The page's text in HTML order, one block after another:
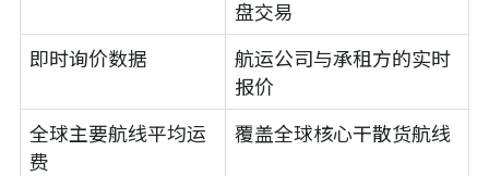
盘交易
即时询价数据
航运公司与承租方的实时
报价
全球主要航线平均运
费
覆盖全球核心干散货航线